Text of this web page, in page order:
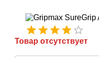
Товар отсутствует